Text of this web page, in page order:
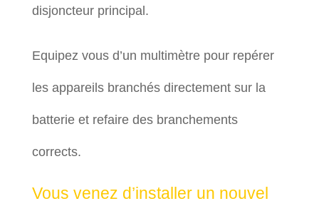
disjoncteur principal.
Equipez vous d’un multimètre pour repérer
les appareils branchés directement sur la
batterie et refaire des branchements
corrects.
Vous venez d’installer un nouvel